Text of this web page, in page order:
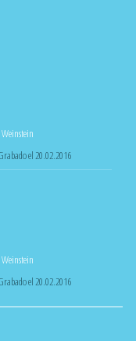
el 20.02.2016
el 20.02.2016